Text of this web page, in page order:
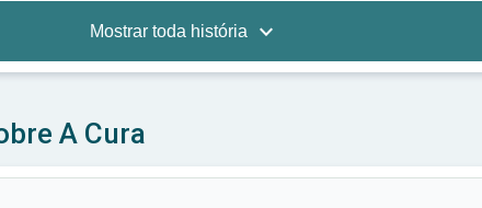
Naamã foi ao rio Jordão e mergulhou sete vezes. Quando
e humilhado. Ele retornou à casa de Eliseu,
Mostrar toda história 
A Cura